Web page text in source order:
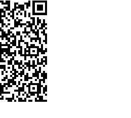
保定点机构和药店、医保医师列
管机制。推进信用分级分类监管
人办理业务3.28万次。“信用中国
，以统一社会信用代码为标识，
，并与国家平台实现对接，省、
清单登记3.7万项，同时常态化地